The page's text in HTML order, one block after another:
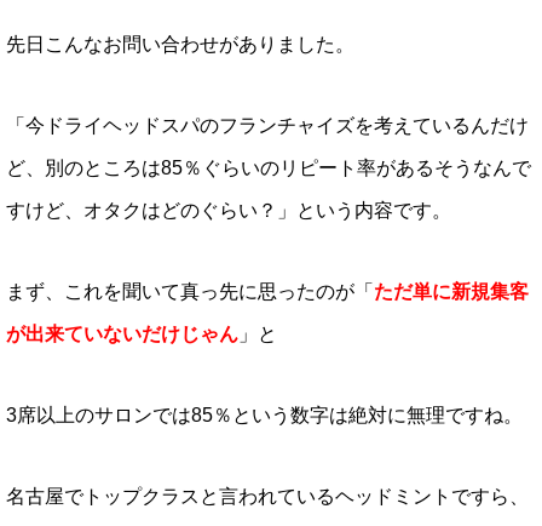
先日こんなお問い合わせがありました。
「今ドライヘッドスパのフランチャイズを考えているんだけ
ど、別のところは85％ぐらいのリピート率があるそうなんで
すけど、オタクはどのぐらい？」という内容です。
まず、これを聞いて真っ先に思ったのが「 ただ単に新規集客
が出来ていないだけじゃん 」と
3席以上のサロンでは85％という数字は絶対に無理ですね。
名古屋でトップクラスと言われているヘッドミントですら、